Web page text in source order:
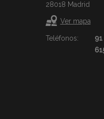
28018 Madrid
Ver mapa
Teléfonos: